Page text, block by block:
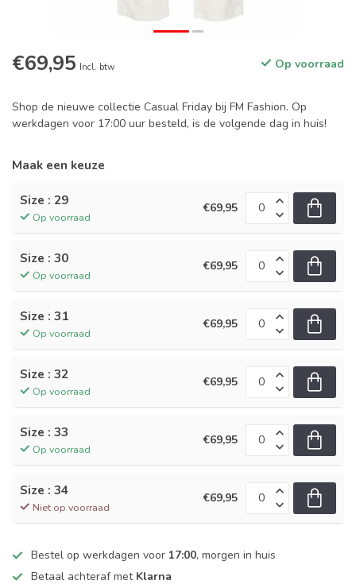
€69,95 Incl. btw Op voorraad
Shop de nieuwe collectie Casual Friday bij FM Fashion. Op
werkdagen voor 17:00 uur besteld, is de volgende dag in huis!
Maak een keuze
Size : 29
Op voorraad
€69,95
Size : 30
Op voorraad
€69,95
Size : 31
Op voorraad
€69,95
Size : 32
Op voorraad
€69,95
Size : 33
Op voorraad
€69,95
Size : 34
Niet op voorraad
€69,95
Bestel op werkdagen voor 17:00, morgen in huis
Betaal achteraf met Klarna